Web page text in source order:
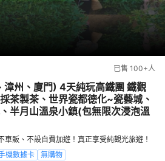
已售 100+人
漳州、廈門) 4天純玩高鐵團 鐵觀
茶製茶、世界瓷都德化~瓷藝城、
半月山溫泉小鎮(包無限次浸泡溫
販、不設自費加遊！真正享受純觀光旅遊！
機數據卡 無購物